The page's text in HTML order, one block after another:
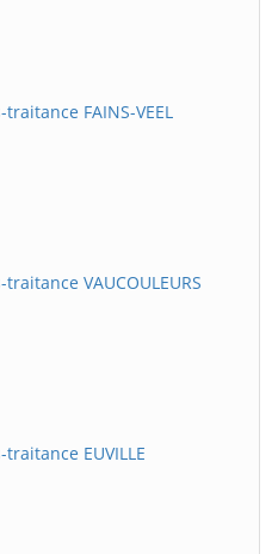
FAINS-VEEL
VAUCOULEURS
EUVILLE